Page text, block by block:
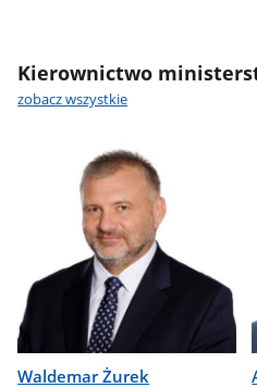
Kierownictwo
zobacz wszystkie
Waldemar Żurek